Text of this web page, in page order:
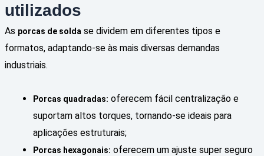
utilizados
As porcas de solda se dividem em diferentes tipos e
formatos, adaptando-se às mais diversas demandas
industriais.
Porcas quadradas: oferecem fácil centralização e
suportam altos torques, tornando-se ideais para
aplicações estruturais;
Porcas hexagonais: oferecem um ajuste super seguro